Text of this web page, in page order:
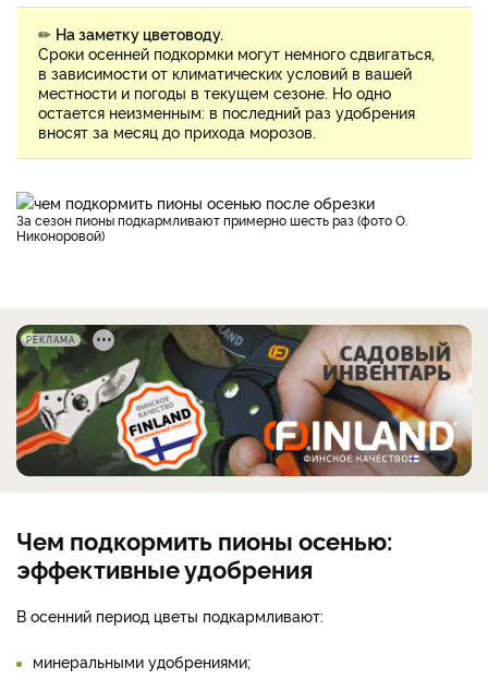
✏ На заметку цветоводу.
Сроки осенней подкормки могут немного сдвигаться,
в зависимости от климатических условий в вашей
местности и погоды в текущем сезоне. Но одно
остается неизменным: в последний раз удобрения
вносят за месяц до прихода морозов.
За сезон пионы подкармливают примерно шесть раз (фото О.
Никоноровой)
РЕКЛАМА
Чем подкормить пионы осенью:
эффективные удобрения
В осенний период цветы подкармливают:
минеральными удобрениями;